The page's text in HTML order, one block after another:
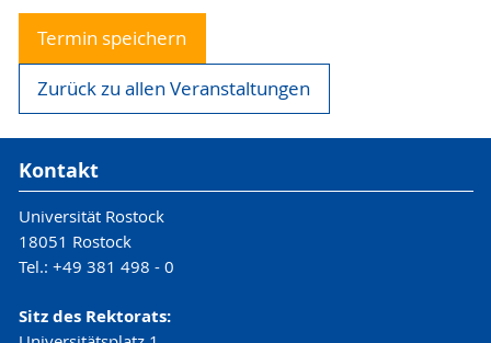
Termin speichern
Zurück zu allen Veranstaltungen
Kontakt
Universität Rostock
18051 Rostock
Tel.: +49 381 498 - 0
Sitz des Rektorats: